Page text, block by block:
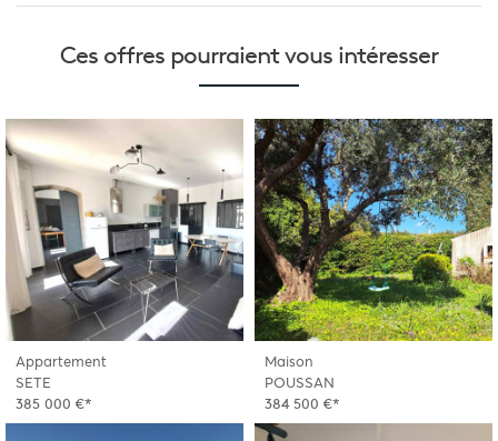
Ces offres pourraientvous intéresser
Appartement
SETE
385 000 €*
Maison
POUSSAN
384 500 €*